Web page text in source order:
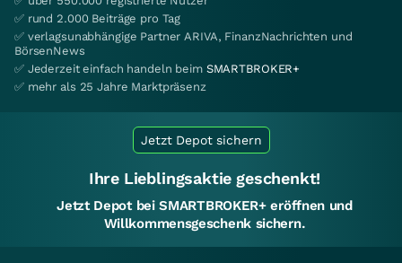
✅ rund 2.000 Beiträge pro Tag
✅ verlagsunabhängige Partner ARIVA, FinanzNachrichten und
BörsenNews
✅ Jederzeit einfach handeln beim SMARTBROKER+
✅ mehr als 25 Jahre Marktpräsenz
Jetzt Depot sichern
Ihre Lieblingsaktie geschenkt!
Jetzt Depot bei SMARTBROKER+ eröffnen und
Willkommensgeschenk sichern.